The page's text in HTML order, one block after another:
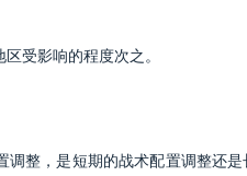
受影响的程度次之。
整，是短期的战术配置调整还